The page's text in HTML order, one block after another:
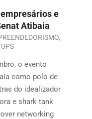
e
Atibaia
,
o evento
como polo de
do idealizador
e shark tank
networking